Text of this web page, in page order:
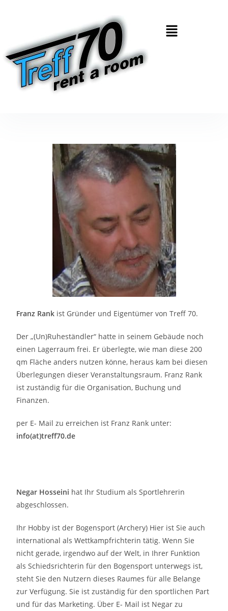
Franz Rank ist Gründer und Eigentümer von Treff 70.
Der „(Un)Ruheständler“ hatte in seinem Gebäude noch
einen Lagerraum frei. Er überlegte, wie man diese 200
qm Fläche anders nutzen könne, heraus kam bei diesen
Überlegungen dieser Veranstaltungsraum. Franz Rank
ist zuständig für die Organisation, Buchung und
Finanzen.
per E- Mail zu erreichen ist Franz Rank unter:
info(at)treff70.de
Negar Hosseini hat Ihr Studium als Sportlehrerin
abgeschlossen.
Ihr Hobby ist der Bogensport (Archery) Hier ist Sie auch
international als Wettkampfrichterin tätig. Wenn Sie
nicht gerade, irgendwo auf der Welt, in Ihrer Funktion
als Schiedsrichterin für den Bogensport unterwegs ist,
steht Sie den Nutzern dieses Raumes für alle Belange
zur Verfügung. Sie ist zuständig für den sportlichen Part
und für das Marketing. Über E- Mail ist Negar zu